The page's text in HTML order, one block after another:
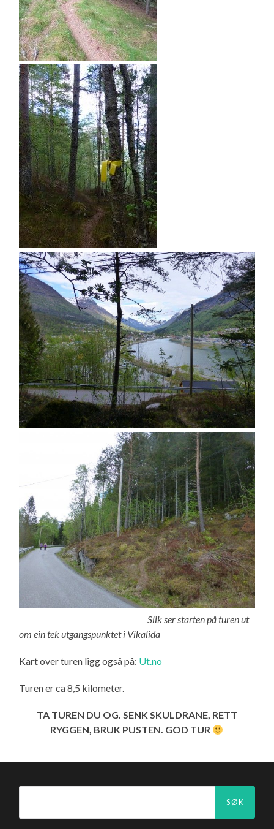
Slik ser starten på turen ut
om ein tek utgangspunktet i Vikalida
Kart over turen ligg også på: Ut.no
Turen er ca 8,5 kilometer.
TA TUREN DU OG. SENK SKULDRANE, RETT
RYGGEN, BRUK PUSTEN. GOD TUR